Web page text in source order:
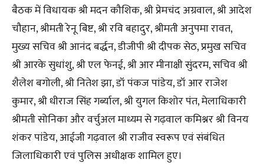
बैठक में विधायक श्री मदन कौशिक, श्री प्रेमचंद अग्रवाल, श्री आदेश
चौहान, श्रीमती रेनू बिष्ट, श्री रवि बहादुर, श्रीमती अनुपमा रावत,
मुख्य सचिव श्री आनंद बर्द्धन, डीजीपी श्री दीपक सेठ, प्रमुख सचिव
श्री आरके सुधांशु, श्री एल फेनई, श्री आर मीनाक्षी सुंदरम, सचिव श्री
शैलेश बगोली, श्री नितेश झा, डॉ पंकज पांडेय, डॉ आर राजेश
कुमार, श्री धीराज सिंह गर्ब्याल, श्री युगल किशोर पंत, मेलाधिकारी
श्रीमती सोनिका और वर्चुअल माध्यम से गढ़वाल कमिश्नर श्री विनय
शंकर पांडेय, आईजी गढ़वाल श्री राजीव स्वरूप एवं संबंधित
जिलाधिकारी एवं पुलिस अधीक्षक शामिल हुए।